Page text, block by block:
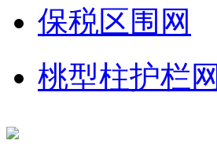
保税区围网
桃型柱护栏网